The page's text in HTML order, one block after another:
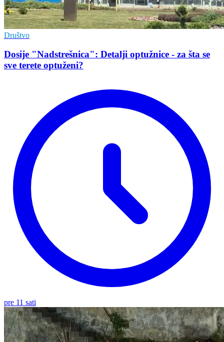
Društvo
Dosije "Nadstrešnica": Detalji optužnice - za šta se
sve terete optuženi?
pre 11 sati